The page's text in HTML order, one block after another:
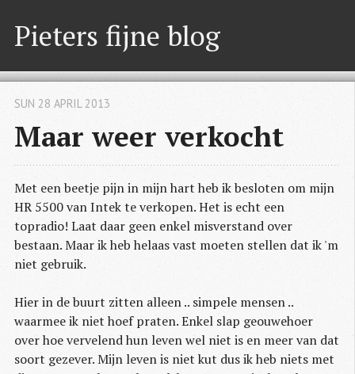
Pieters fijne blog
Maar weer verkocht
SUN 28 APRIL 2013
Met een beetje pijn in mijn hart heb ik besloten om mijn
HR 5500 van Intek te verkopen. Het is echt een
topradio! Laat daar geen enkel misverstand over
bestaan. Maar ik heb helaas vast moeten stellen dat ik 'm
niet gebruik.
Hier in de buurt zitten alleen .. simpele mensen ..
waarmee ik niet hoef praten. Enkel slap geouwehoer
over hoe vervelend hun leven wel niet is en meer van dat
soort gezever. Mijn leven is niet kut dus ik heb niets met